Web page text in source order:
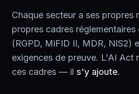
Chaque secteur a ses propres
propres cadres
(RGPD, MiFID II, MDR, NIS2)
exigences de preuve. L'AI Act
ces cadres — il s'y ajoute.